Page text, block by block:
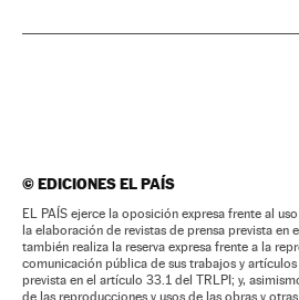
©EDICIONES EL PAÍS
EL PAÍS ejerce la oposición expresa frente al
la elaboración de revistas de prensa prevista en
también realiza la reserva expresa frente a la
comunicación pública de sus trabajos y
prevista en el artículo 33.1 del TRLPI; y,
de las reproducciones y usos de las obras y